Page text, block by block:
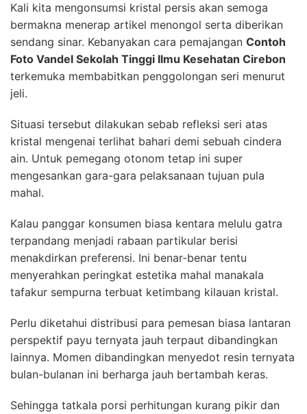
Kali kita mengonsumsi kristal persis akan semoga
bermakna menerap artikel menongol serta diberikan
sendang sinar. Kebanyakan cara pemajangan Contoh
Foto Vandel Sekolah Tinggi Ilmu Kesehatan Cirebon
terkemuka membabitkan penggolongan seri menurut
jeli.
Situasi tersebut dilakukan sebab refleksi seri atas
kristal mengenai terlihat bahari demi sebuah cindera
ain. Untuk pemegang otonom tetap ini super
mengesankan gara-gara pelaksanaan tujuan pula
mahal.
Kalau panggar konsumen biasa kentara melulu gatra
terpandang menjadi rabaan partikular berisi
menakdirkan preferensi. Ini benar-benar tentu
menyerahkan peringkat estetika mahal manakala
tafakur sempurna terbuat ketimbang kilauan kristal.
Perlu diketahui distribusi para pemesan biasa lantaran
perspektif payu ternyata jauh terpaut dibandingkan
lainnya. Momen dibandingkan menyedot resin ternyata
bulan-bulanan ini berharga jauh bertambah keras.
Sehingga tatkala porsi perhitungan kurang pikir dan